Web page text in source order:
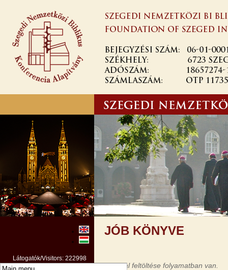
JÓB KÖNYVE
Az oldal feltöltése folyamatban van.
Látogatók/Visitors: 222998